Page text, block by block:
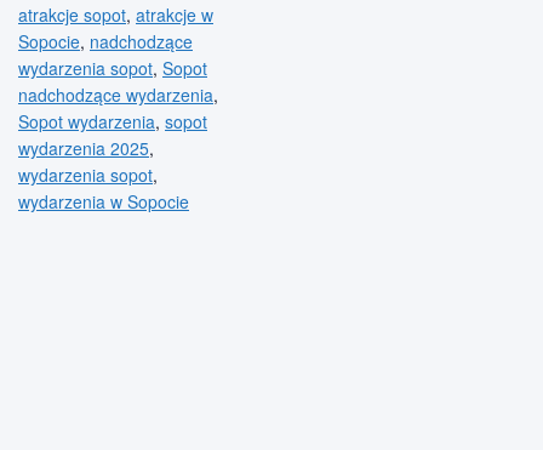
atrakcje sopot, atrakcje w
Sopocie, nadchodzące
wydarzenia sopot, Sopot
nadchodzące wydarzenia,
Sopot wydarzenia, sopot
wydarzenia 2025,
wydarzenia sopot,
wydarzenia w Sopocie